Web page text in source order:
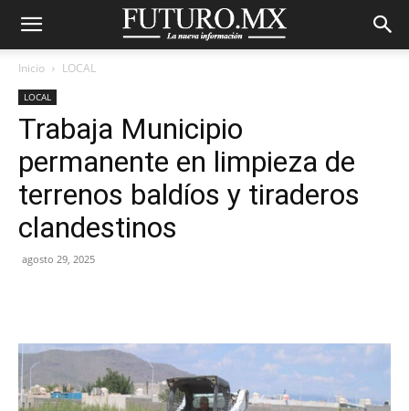
Inicio LOCAL
LOCAL
Trabaja Municipio
permanente en limpieza de
terrenos baldíos y tiraderos
clandestinos
agosto 29, 2025